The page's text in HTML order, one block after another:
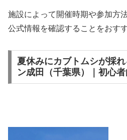
施設によって開催時期や参加方
公式情報を確認することをおす
夏休みにカブトムシが採
ン成田（千葉県）｜初心